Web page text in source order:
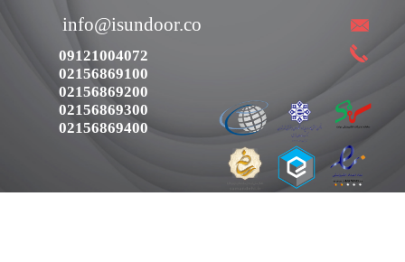
​​info@isundoor.co
09121004072
02156869100
02156869200
02156869300
02156869400